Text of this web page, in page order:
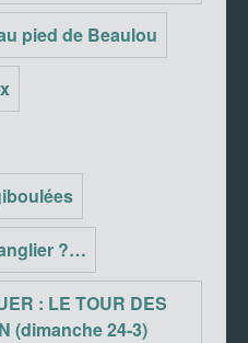
pied de Beaulou
?…
: LE TOUR DES
(dimanche 24-3)